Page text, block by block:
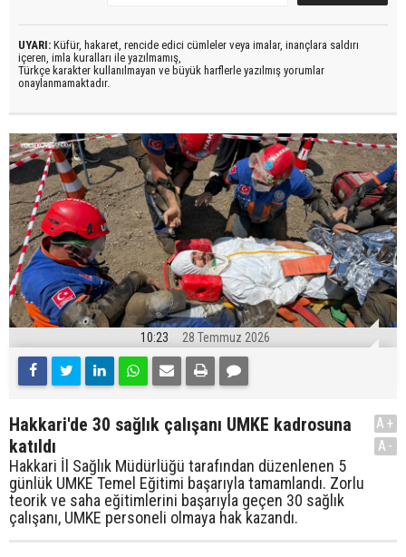
UYARI: Küfür, hakaret, rencide edici cümleler veya imalar, inançlara saldırı
içeren, imla kuralları ile yazılmamış,
Türkçe karakter kullanılmayan ve büyük harflerle yazılmış yorumlar
onaylanmamaktadır.
10:23 28 Temmuz 2026
Hakkari'de 30 sağlık çalışanı UMKE kadrosuna
katıldı
Hakkari İl Sağlık Müdürlüğü tarafından düzenlenen 5
günlük UMKE Temel Eğitimi başarıyla tamamlandı. Zorlu
teorik ve saha eğitimlerini başarıyla geçen 30 sağlık
çalışanı, UMKE personeli olmaya hak kazandı.
A+
A-